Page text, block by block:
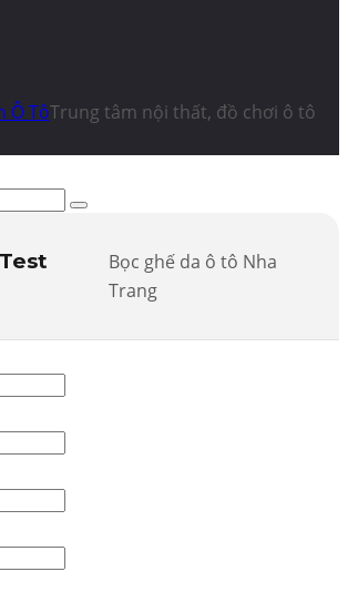
Ô TôTrung tâm nội thất, đồ chơi ô tô
Bọc ghế da ô tô Nha
Trang